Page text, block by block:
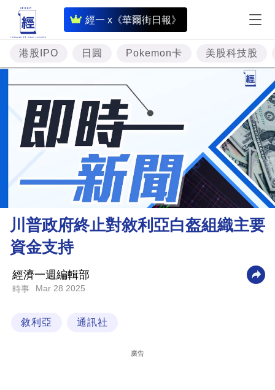
經一 x《華爾街日報》
即
時
財
經
專
題
投
資
樓
市
財
業
科
港股IPO 日圓 Pokemon卡 美股科技股
川普政府終止對敘利亞白盔組織主要
資金支持
經濟一週編輯部
時事 Mar 28 2025
敘利亞 通訊社
廣告